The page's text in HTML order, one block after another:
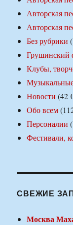
Авторская
Авторская
Без рубрики
Грушинский
Клубы,
Новости (42
Обо всем
Персоналии
Фестивали,
СВЕЖИЕ
Москва